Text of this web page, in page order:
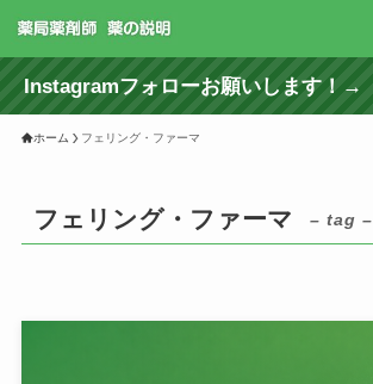
Instagramフォローお願いします！→
ホーム フェリング・ファーマ
フェリング・ファーマ – tag –